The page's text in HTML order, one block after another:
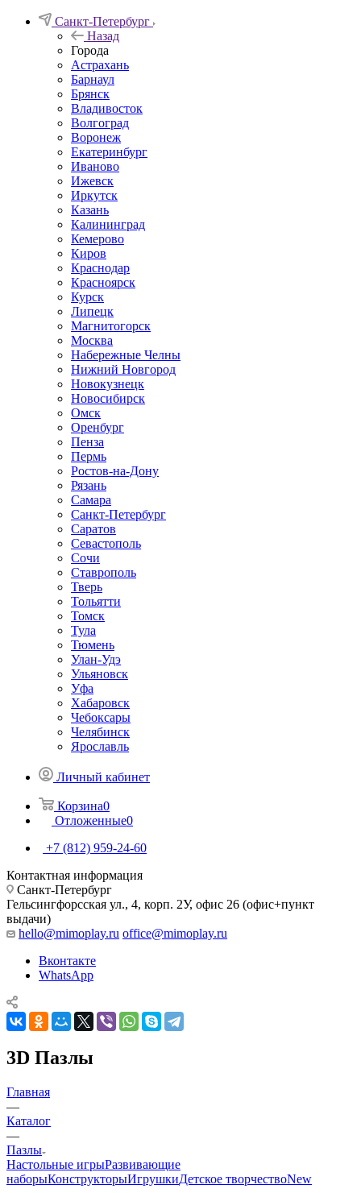
Санкт-Петербург
Назад
Города
Астрахань
Барнаул
Брянск
Владивосток
Волгоград
Воронеж
Екатеринбург
Иваново
Ижевск
Иркутск
Казань
Калининград
Кемерово
Киров
Краснодар
Красноярск
Курск
Липецк
Магнитогорск
Москва
Набережные Челны
Нижний Новгород
Новокузнецк
Новосибирск
Омск
Оренбург
Пенза
Пермь
Ростов-на-Дону
Рязань
Самара
Санкт-Петербург
Саратов
Севастополь
Сочи
Ставрополь
Тверь
Тольятти
Томск
Тула
Тюмень
Улан-Удэ
Ульяновск
Уфа
Хабаровск
Чебоксары
Челябинск
Ярославль
Личный кабинет
Корзина0
Отложенные0
+7 (812) 959-24-60
Контактная информация
Санкт-Петербург
Гельсингфорсская ул., 4, корп. 2У, офис 26 (офис+пункт
выдачи)
hello@mimoplay.ru office@mimoplay.ru
Вконтакте
WhatsApp
3D Пазлы
Главная
—
Каталог
—
Пазлы
Настольные игрыРазвивающие
наборыКонструкторыИгрушкиДетское творчествоNew